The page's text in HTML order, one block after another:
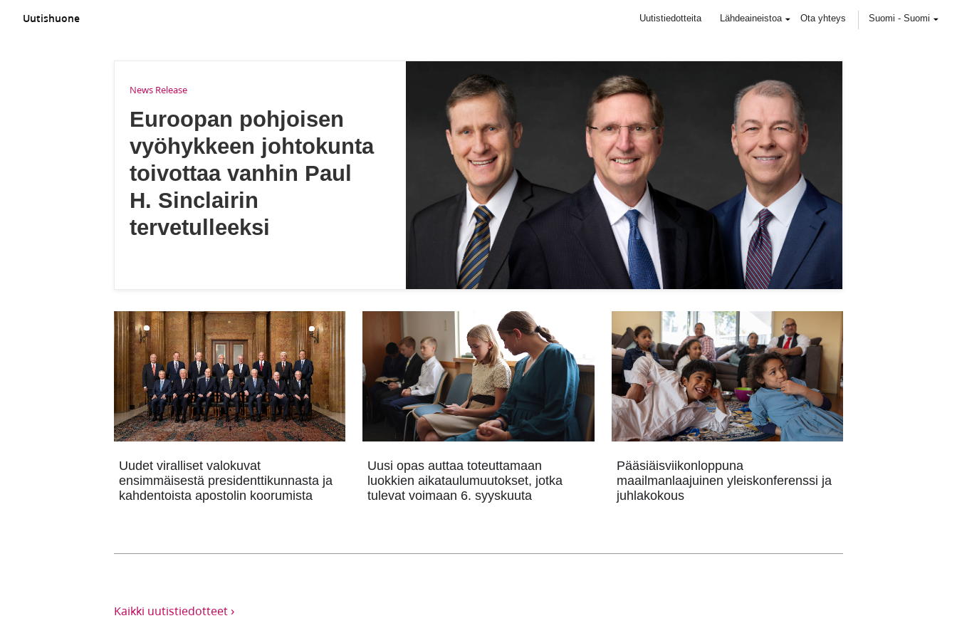
Aikojen
Pyhien
Uutishuone Uutistiedotteita Lähdeaineistoa Ota yhteys Suomi - Suomi
News Release
Euroopan pohjoisen
vyöhykkeen johtokunta
toivottaa vanhin Paul
H. Sinclairin
tervetulleeksi
Uudet viralliset valokuvat
ensimmäisestä presidenttikunnasta ja
kahdentoista apostolin koorumista
Uusi opas auttaa toteuttamaan
luokkien aikataulumuutokset, jotka
tulevat voimaan 6. syyskuuta
Pääsiäisviikonloppuna
maailmanlaajuinen yleiskonferenssi ja
juhlakokous
Kaikki uutistiedotteet ›